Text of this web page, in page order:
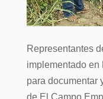
Representantes
implementado en
para documentar
de El Campo